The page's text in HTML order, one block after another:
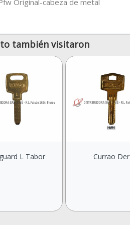
Original-cabeza de metal
también visitaron
L Tabor Currao Der